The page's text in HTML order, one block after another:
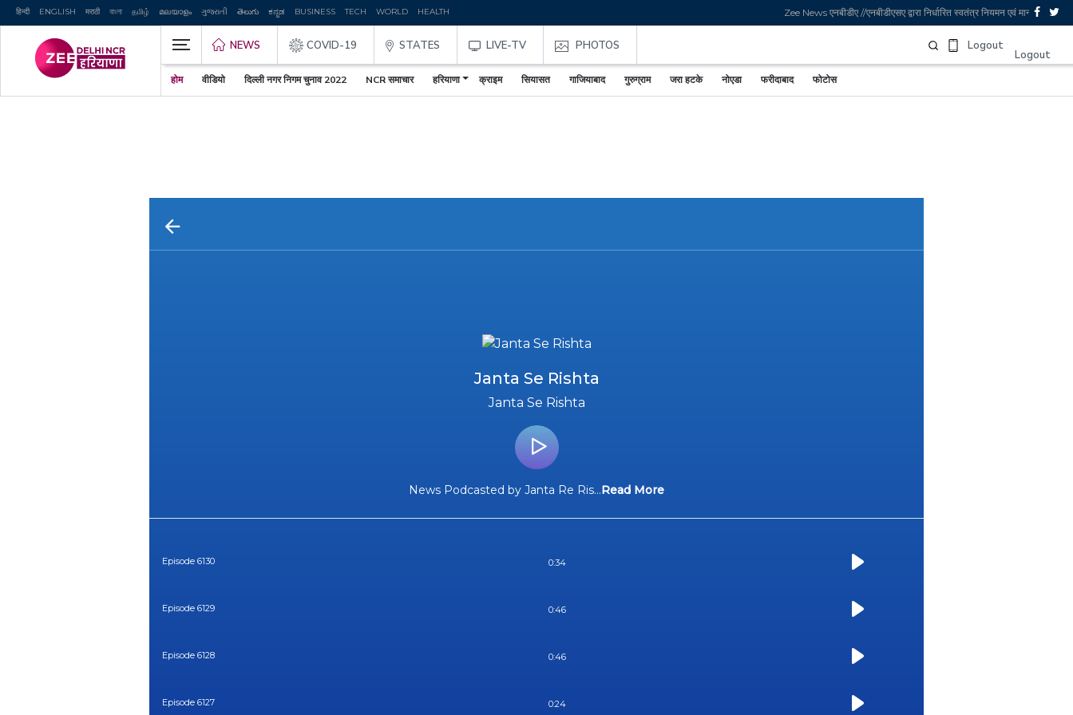
हिन्दी ENGLISH मराठी বাংলা தமிழ் മലയാളം ગુજરાતી తెలుగు ಕನ್ನಡ BUSINESS TECH WORLD HEALTH Zee News एनबीडीए //एनबीडीएसए द्वारा निर्धारित स्वतंत्र नियमन एवं मानकों
NEWS COVID-19 STATES LIVE-TV PHOTOS Logout
Logout
होम वीडियो दिल्ली नगर निगम चुनाव 2022 NCR समाचार हरियाणा क्राइम सियासत गाजियाबाद गुरुग्राम जरा हटके नोएडा फरीदाबाद फोटोस
Janta Se Rishta
Janta Se Rishta
News Podcasted by Janta Re Ris...Read More
Episode 6130 0:34
Episode 6129 0:46
Episode 6128 0:46
Episode 6127 0:24